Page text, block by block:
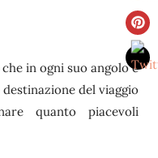
in ogni suo angolo è
del viaggio
quanto piacevoli